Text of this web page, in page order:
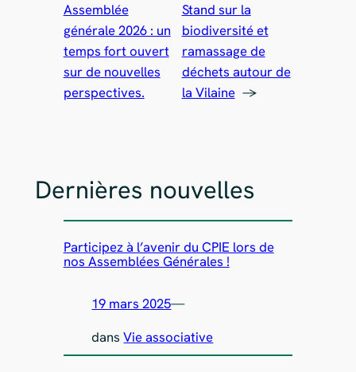
Assemblée
générale 2026 : un
temps fort ouvert
sur de nouvelles
perspectives.
Stand sur la
biodiversité et
ramassage de
déchets autour de
la Vilaine →
Dernières nouvelles
Participez à l’avenir du CPIE lors de
nos Assemblées Générales !
19 mars 2025—
dansVie associative